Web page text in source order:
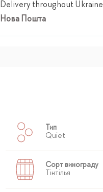
Delivery throughout Ukraine
Нова Пошта
Тип
Quiet
Сорт винограду
Тінтілья